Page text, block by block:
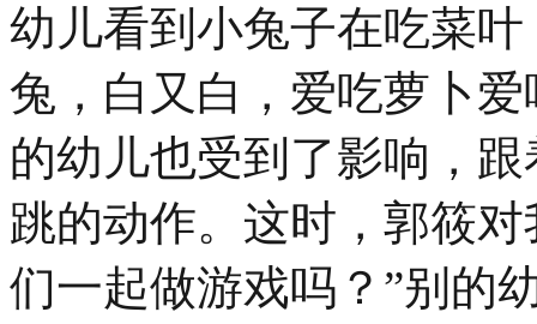
幼儿看到小兔子在吃菜
兔，白又白，爱吃萝卜
的幼儿也受到了影响，
跳的动作。这时，郭筱
们一起做游戏吗？”别的